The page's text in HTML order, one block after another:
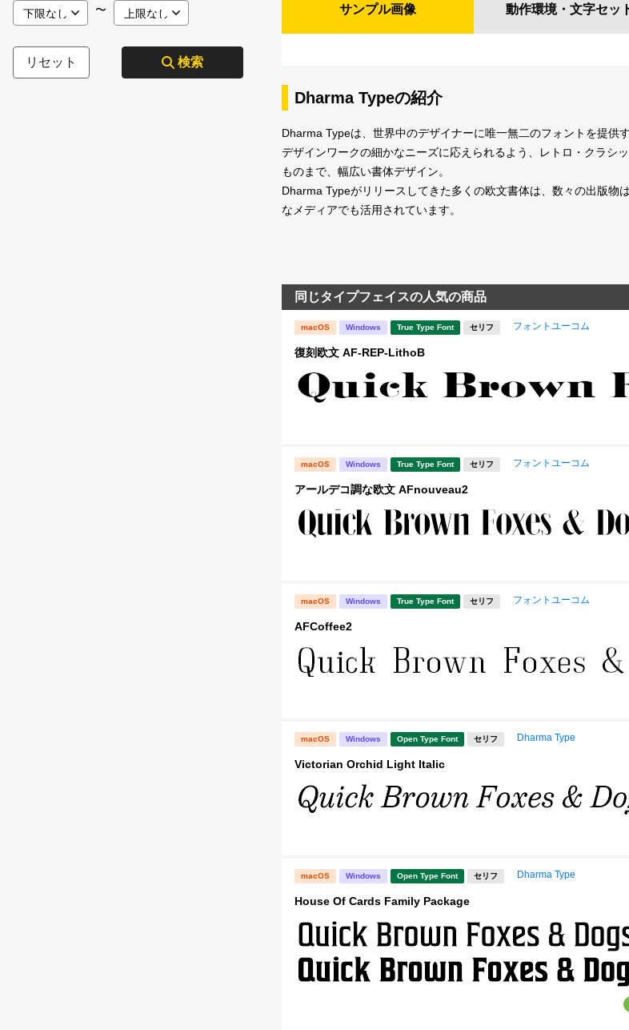
〜
リセット 検索
サンプル画像 動作環境・ 文字セッ
Dharma Typeの紹介
Dharma Typeは、世界中のデザイナーに唯一無二のフォントを提供
デザインワークの細かなニーズに応えられるよう、レトロ・クラシ
ものまで、幅広い書体デザイン。
Dharma Typeがリリースしてきた多くの欧文書体は、数々の出版物
なメディアでも活用されています。
同じタイプフェイスの人気の商品
macOS Windows True Type Font セリフ フォントユーコム
復刻欧文 AF-REP-LithoB
macOS Windows True Type Font セリフ フォントユーコム
アールデコ調な欧文 AFnouveau2
macOS Windows True Type Font セリフ フォントユーコム
AFCoffee2
macOS Windows Open Type Font セリフ Dharma Type
Victorian Orchid Light Italic
macOS Windows Open Type Font セリフ Dharma Type
House Of Cards Family Package